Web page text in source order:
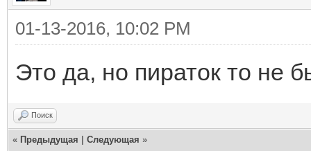
01-13-2016, 10:02 PM
Это да, но пираток то не
Поиск
« Предыдущая Следующая »